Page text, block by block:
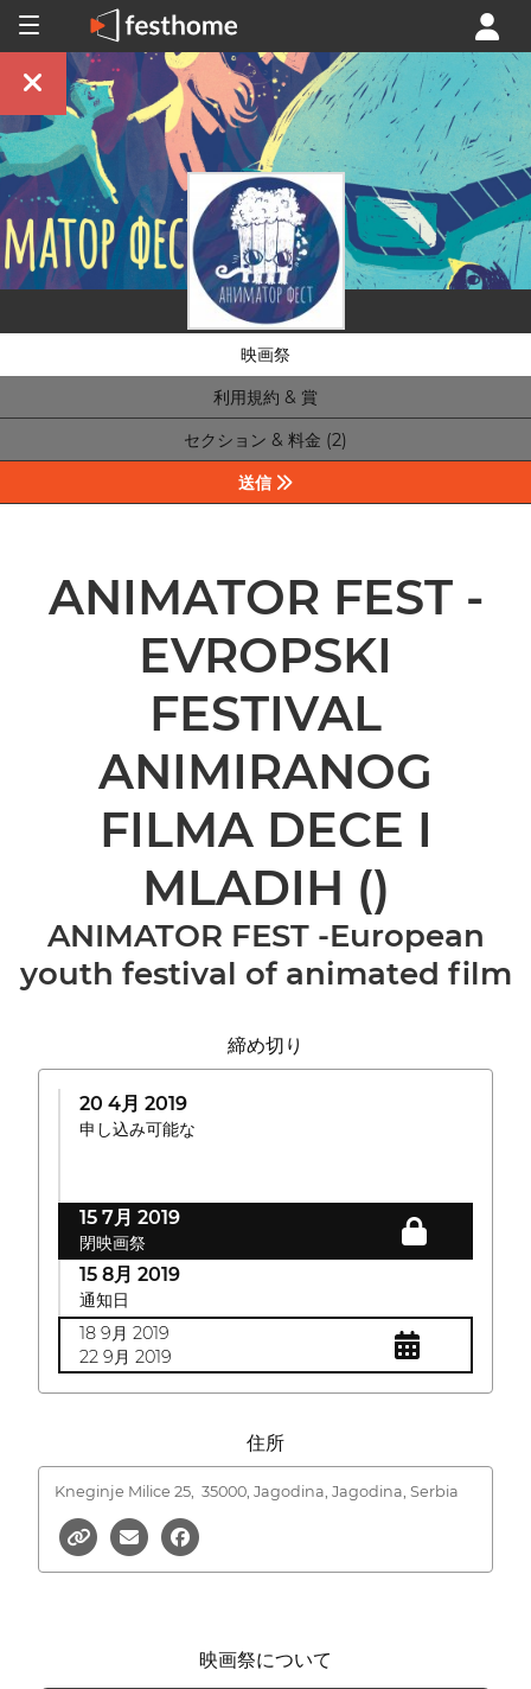
映画祭
利用規約 & 賞
セクション & 料金 (2)
送信
ANIMATOR FEST -
EVROPSKI
FESTIVAL
ANIMIRANOG
FILMA DECE I
MLADIH ()
ANIMATOR FEST -European
youth festival of animated film
締め切り
20 4月 2019
申し込み可能な
15 7月 2019
閉映画祭
15 8月 2019
通知日
18 9月 2019
22 9月 2019
住所
Kneginje Milice 25, 35000, Jagodina, Jagodina, Serbia
映画祭について